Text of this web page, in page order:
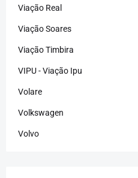
Viação Real
Viação Soares
Viação Timbira
VIPU - Viação Ipu
Volare
Volkswagen
Volvo